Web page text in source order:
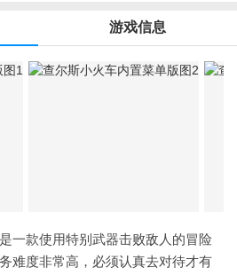
游戏信息
一款使用特别武器击败敌人的冒险
难度非常高，必须认真去对待才有